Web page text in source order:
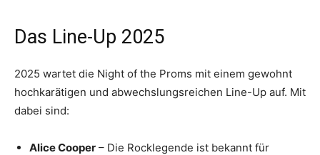
Das Line-Up 2025
2025 wartet die Night of the Proms mit einem gewohnt
hochkarätigen und abwechslungsreichen Line-Up auf. Mit
dabei sind:
Alice Cooper – Die Rocklegende ist bekannt für